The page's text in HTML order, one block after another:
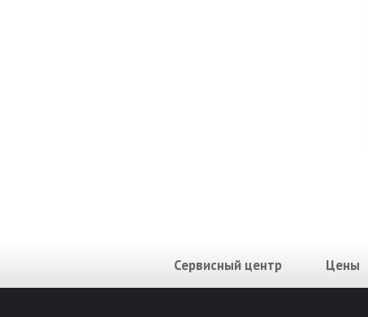
Сервисный центр Цены